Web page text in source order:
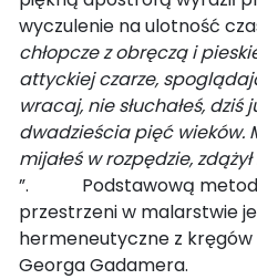
wyczulenie na ulotność
chłopcze z obręczą i
attyckiej czarze,
wracaj, nie słuchałeś, dziś
dwadzieścia pięć wieków.
mijałeś w rozpędzie,
”. Podstawową metodą
przestrzeni w malarstwie
hermeneutyczne z
Georga Gadamera.